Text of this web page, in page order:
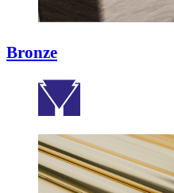
Bronze